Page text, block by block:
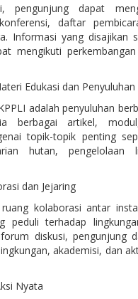
pengunjung dapat
daftar
Informasi yang disajikan
mengikuti
Edukasi dan Penyuluhan
adalah penyuluhan
berbagai artikel,
topik-topik penting
hutan, pengelolaan
dan Jejaring
kolaborasi antar
peduli terhadap
diskusi, pengunjung
akademisi, dan
Nyata